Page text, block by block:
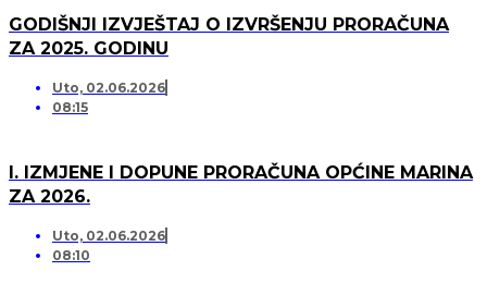
GODIŠNJI IZVJEŠTAJ O IZVRŠENJU PRORAČUNA
ZA 2025. GODINU
Uto, 02.06.2026
08:15
I. IZMJENE I DOPUNE PRORAČUNA OPĆINE MARINA
ZA 2026.
Uto, 02.06.2026
08:10